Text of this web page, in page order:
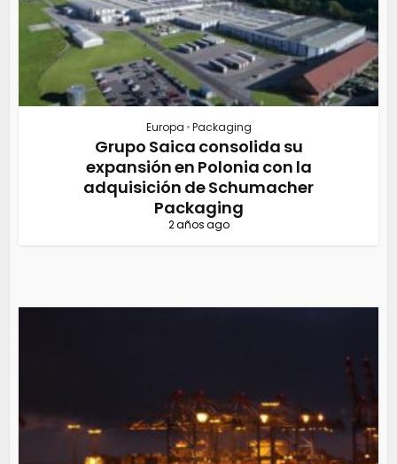
Europa •Packaging
Grupo Saica consolida su
expansión en Polonia con la
adquisición de Schumacher
Packaging
2 años ago